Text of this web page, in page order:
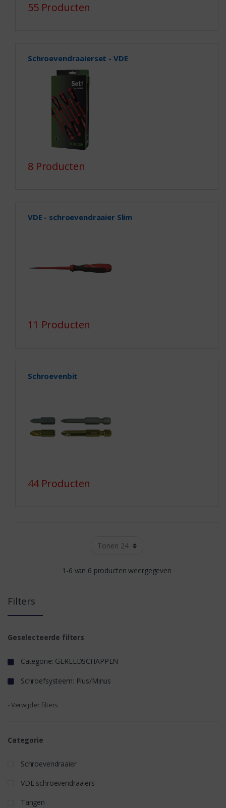
55 Producten
Schroevendraaierset - VDE
8 Producten
VDE - schroevendraaier Slim
11 Producten
Schroevenbit
44 Producten
1-6 van 6 producten weergegeven
Filters
Geselecteerde filters
Categorie: GEREEDSCHAPPEN
Schroefsysteem: Plus/Minus
- Verwijder filters
Categorie
Schroevendraaier
VDE schroevendraaiers
Tangen